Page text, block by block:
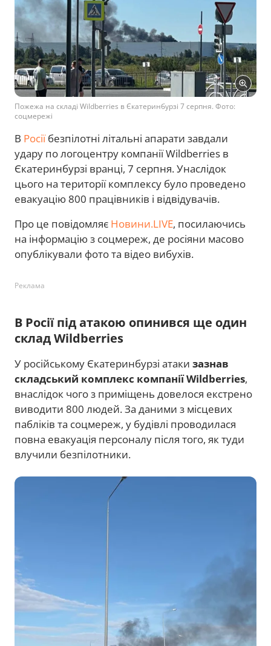
Пожежа на складі Wildberries в Єкатеринбурзі 7 серпня. Фото:
соцмережі
В Росіїбезпілотні літальні апарати завдали
удару по логоцентру компанії Wildberries в
Єкатеринбурзі вранці, 7 серпня. Унаслідок
цього на території комплексу було проведено
евакуацію 800 працівників і відвідувачів.
Про це повідомляє Новини.LIVE, посилаючись
на інформацію з соцмереж, де росіяни масово
опублікували фото та відео вибухів.
Реклама
В Росії під атакою опинився ще один
склад Wildberries
У російському Єкатеринбурзі атаки зазнав
складський комплекс компанії Wildberries,
внаслідок чого з приміщень довелося екстрено
виводити 800 людей. За даними з місцевих
пабліків та соцмереж, у будівлі проводилася
повна евакуація персоналу після того, як туди
влучили безпілотники.